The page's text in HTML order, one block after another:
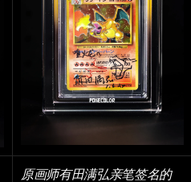
原画师有田满弘亲笔签名的